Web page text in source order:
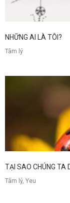
NHỮNG AI LÀ TÔI?
Tâm lý
TẠI SAO CHÚNG TA
Tâm lý, Yeu